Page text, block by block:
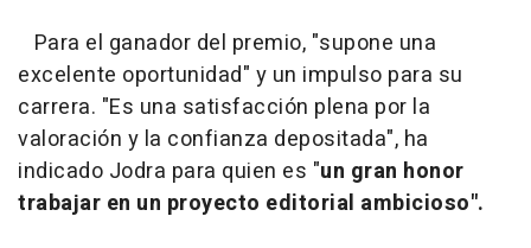
Para el ganador del premio, "supone una
excelente oportunidad" y un impulso para su
carrera. "Es una satisfacción plena por la
valoración y la confianza depositada", ha
indicado Jodra para quien es "un gran honor
trabajar en un proyecto editorial ambicioso".